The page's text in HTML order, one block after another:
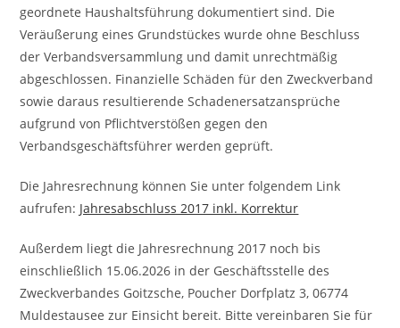
geordnete Haushaltsführung dokumentiert sind. Die
Veräußerung eines Grundstückes wurde ohne Beschluss
der Verbandsversammlung und damit unrechtmäßig
abgeschlossen. Finanzielle Schäden für den Zweckverband
sowie daraus resultierende Schadenersatzansprüche
aufgrund von Pflichtverstößen gegen den
Verbandsgeschäftsführer werden geprüft.
Die Jahresrechnung können Sie unter folgendem Link
aufrufen: Jahresabschluss 2017 inkl. Korrektur
Außerdem liegt die Jahresrechnung 2017 noch bis
einschließlich 15.06.2026 in der Geschäftsstelle des
Zweckverbandes Goitzsche, Poucher Dorfplatz 3, 06774
Muldestausee zur Einsicht bereit. Bitte vereinbaren Sie für